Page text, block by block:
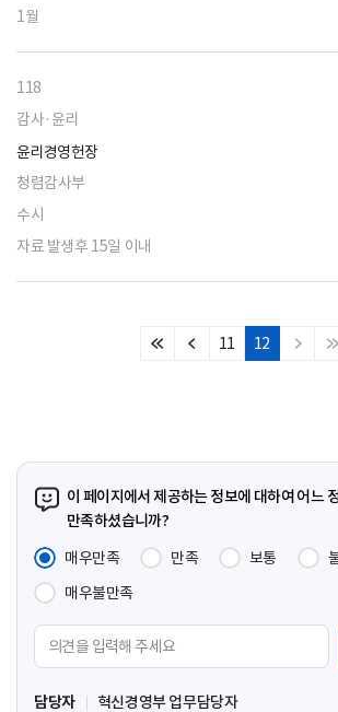
1월
118
감사·윤리
윤리경영헌장
청렴감사부
수시
자료 발생후 15일 이내
처
이
11 12
다
마
이 페이지에서 제공하는 정보에 대하여 어느
만족하셨습니까?
매우만족
만족 보통
매우불만족
견
입
담당자 혁신경영부 업무담당자